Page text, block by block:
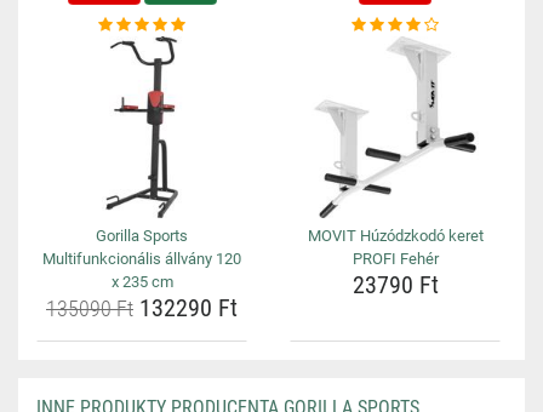
Gorilla Sports
Multifunkcionális állvány 120
x 235 cm
135090 Ft 132290 Ft
MOVIT Húzódzkodó keret
PROFI Fehér
23790 Ft